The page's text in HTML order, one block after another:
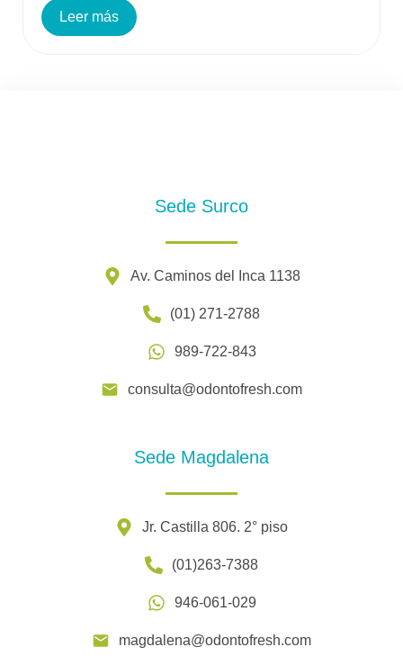
Leer más
Sede Surco
Av. Caminos del Inca 1138
(01) 271-2788
989-722-843
consulta@odontofresh.com
Sede Magdalena
Jr. Castilla 806. 2° piso
(01)263-7388
946-061-029
magdalena@odontofresh.com